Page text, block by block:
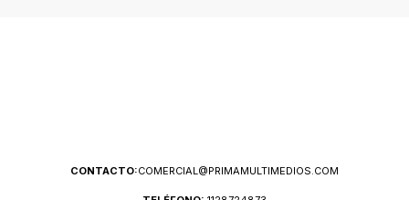
CONTACTO:COMERCIAL@PRIMAMULTIMEDIOS.COM